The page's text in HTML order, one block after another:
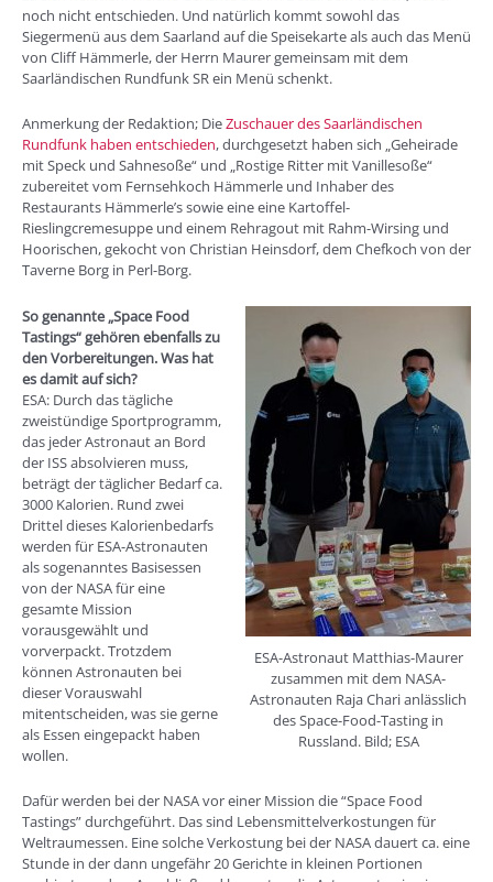
noch nicht entschieden. Und natürlich kommt sowohl das
Siegermenü aus dem Saarland auf die Speisekarte als auch das Menü
von Cliff Hämmerle, der Herrn Maurer gemeinsam mit dem
Saarländischen Rundfunk SR ein Menü schenkt.
Anmerkung der Redaktion; DieZuschauer des Saarländischen
Rundfunk haben entschieden, durchgesetzt haben sich „Geheirade
mit Speck und Sahnesoße“ und „Rostige Ritter mit Vanillesoße“
zubereitet vom Fernsehkoch Hämmerle und Inhaber des
Restaurants Hämmerle’s sowie eine eine Kartoffel-
Rieslingcremesuppe und einem Rehragout mit Rahm-Wirsing und
Hoorischen, gekocht von Christian Heinsdorf, dem Chefkoch von der
Taverne Borg in Perl-Borg.
ESA-Astronaut Matthias-Maurer
zusammen mit dem NASA-
Astronauten Raja Chari anlässlich
des Space-Food-Tasting in
Russland. Bild; ESA
So genannte „Space Food
Tastings“ gehören ebenfalls zu
den Vorbereitungen. Was hat
es damit auf sich?
ESA: Durch das tägliche
zweistündige Sportprogramm,
das jeder Astronaut an Bord
der ISS absolvieren muss,
beträgt der täglicher Bedarf ca.
3000 Kalorien. Rund zwei
Drittel dieses Kalorienbedarfs
werden für ESA-Astronauten
als sogenanntes Basisessen
von der NASA für eine
gesamte Mission
vorausgewählt und
vorverpackt. Trotzdem
können Astronauten bei
dieser Vorauswahl
mitentscheiden, was sie gerne
als Essen eingepackt haben
wollen.
Dafür werden bei der NASA vor einer Mission die “Space Food
Tastings” durchgeführt. Das sind Lebensmittelverkostungen für
Weltraumessen. Eine solche Verkostung bei der NASA dauert ca. eine
Stunde in der dann ungefähr 20 Gerichte in kleinen Portionen